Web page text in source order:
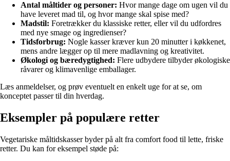
Antal måltider og personer: Hvor mange dage om ugen vil du
have leveret mad til, og hvor mange skal spise med?
Madstil: Foretrækker du klassiske retter, eller vil du udfordres
med nye smage og ingredienser?
Tidsforbrug: Nogle kasser kræver kun 20 minutter i køkkenet,
mens andre lægger op til mere madlavning og kreativitet.
Økologi og bæredygtighed: Flere udbydere tilbyder økologiske
råvarer og klimavenlige emballager.
Læs anmeldelser, og prøv eventuelt en enkelt uge for at se, om
konceptet passer til din hverdag.
Eksempler på populære retter
Vegetariske måltidskasser byder på alt fra comfort food til lette, friske
retter. Du kan for eksempel støde på: